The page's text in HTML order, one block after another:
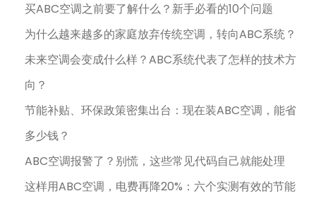
买ABC空调之前要了解什么？新手必看的10个问题
为什么越来越多的家庭放弃传统空调，转向ABC系统？
未来空调会变成什么样？ABC系统代表了怎样的技术方
向？
节能补贴、环保政策密集出台：现在装ABC空调，能省
多少钱？
ABC空调报警了？别慌，这些常见代码自己就能处理
这样用ABC空调，电费再降20%：六个实测有效的节能